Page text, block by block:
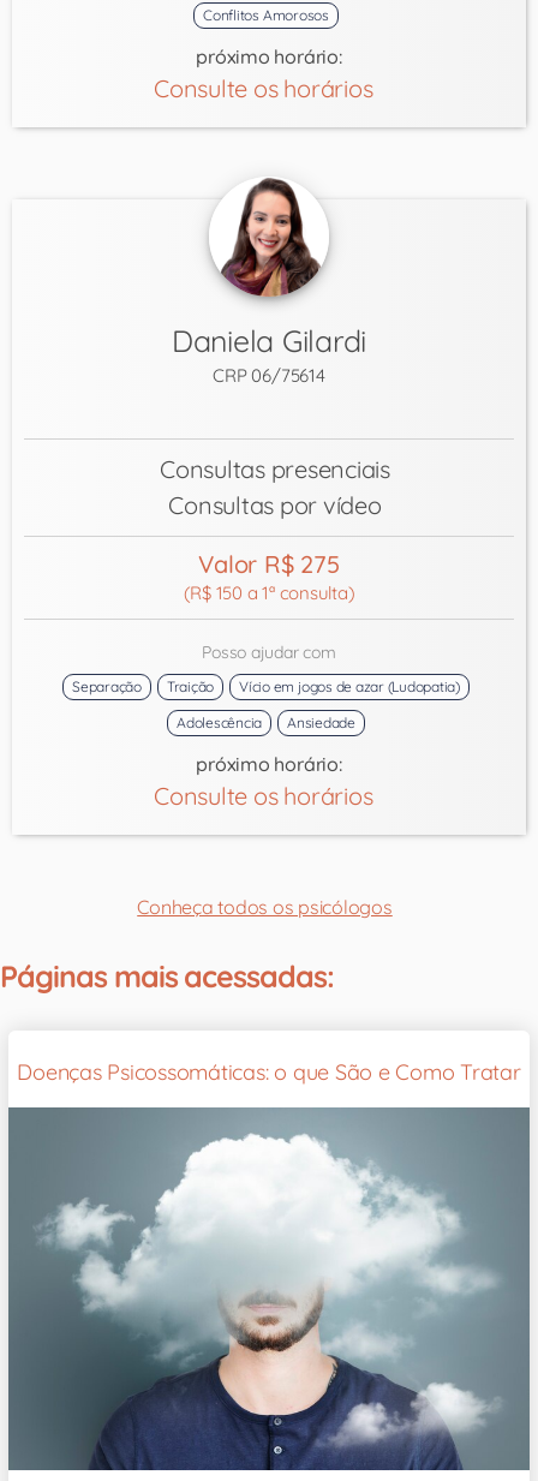
Conflitos Amorosos
próximo horário:
Consulte os horários
Daniela Gilardi
CRP 06/75614
Consultas presenciais
Consultas por vídeo
Valor R$ 275
(R$ 150 a 1ª consulta)
Posso ajudar com
Separação Traição
Vício em jogos de azar (Ludopatia)
Adolescência
Ansiedade
próximo horário:
Consulte os horários
Conheça todos os psicólogos
Páginas mais acessadas:
Doenças Psicossomáticas: o que São e Como Tratar